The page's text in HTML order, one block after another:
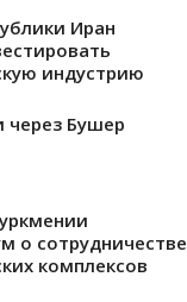
Иран
индустрию
через Бушер
о сотрудничестве
комплексов